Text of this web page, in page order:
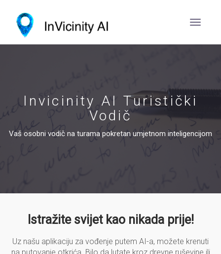
Invicinity AI Turistički
Vodič
Vaš osobni vodič na turama pokretan umjetnom inteligencijom
Istražite svijet kao nikada prije!
Uz našu aplikaciju za vođenje putem AI-a, možete krenuti